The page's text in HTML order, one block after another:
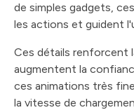
de simples gadgets,
les actions et guident
Ces détails renforcent
augmentent la
ces animations très
la vitesse de